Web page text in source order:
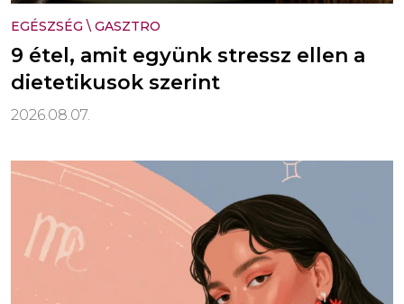
EGÉSZSÉG \ GASZTRO
9 étel, amit együnk stressz ellen a
dietetikusok szerint
2026.08.07.